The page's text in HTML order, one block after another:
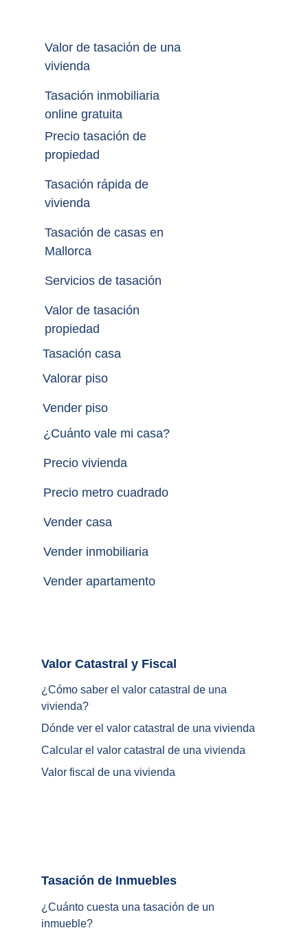
¿Cuánto cuesta una tasación de un
inmueble?
¿ Cómo saber el valor catastral de una
vivienda?
Dónde ver el valor catastral de una vivienda
Calcular el valor catastral de una vivienda
Valor fiscal de una vivienda
Valor de tasación de una
vivienda
Tasación inmobiliaria
online gratuita
Precio tasación de
propiedad
Tasación rápida de
vivienda
Tasación de casas en
Mallorca
Servicios de tasación
Valor de tasación
propiedad
Tasación casa
Valorar piso
¿Cuánto vale mi casa?
Precio vivienda
Precio metro cuadrado
Vender casa
Vender inmobiliaria
Vender apartamento
Vender piso